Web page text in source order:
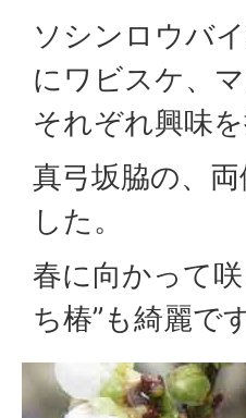
ソシンロウバ
にワビスケ、
それぞれ興味
真弓坂脇の、
した。
春に向かって
ち椿”も綺麗です